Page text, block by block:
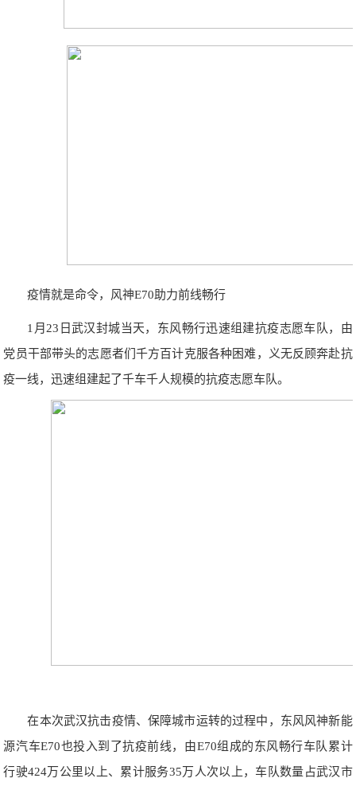
疫情就是命令，风神E70助力前线畅行
1月23日武汉封城当天，东风畅行迅速组建抗疫志愿车队，由
党员干部带头的志愿者们千方百计克服各种困难，义无反顾奔赴抗
疫一线，迅速组建起了千车千人规模的抗疫志愿车队。
在本次武汉抗击疫情、保障城市运转的过程中，东风风神新能
源汽车E70也投入到了抗疫前线，由E70组成的东风畅行车队累计
行驶424万公里以上、累计服务35万人次以上，车队数量占武汉市